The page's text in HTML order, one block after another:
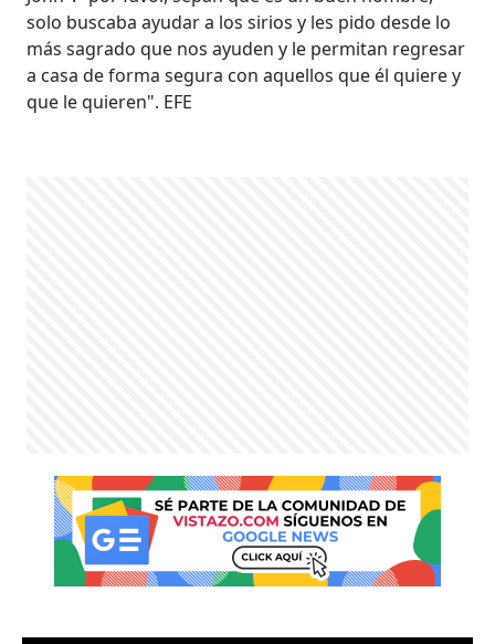
solo buscaba ayudar a los sirios y les pido desde lo
más sagrado que nos ayuden y le permitan regresar
a casa de forma segura con aquellos que él quiere y
que le quieren". EFE